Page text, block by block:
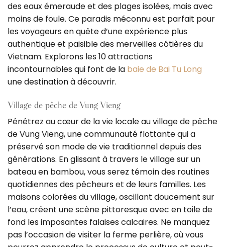
des eaux émeraude et des plages isolées, mais avec
moins de foule. Ce paradis méconnu est parfait pour
les voyageurs en quête d’une expérience plus
authentique et paisible des merveilles côtières du
Vietnam. Explorons les 10 attractions
incontournables qui font de la baie de Bai Tu Long
une destination à découvrir.
Village de pêche de Vung Vieng
Pénétrez au cœur de la vie locale au village de pêche
de Vung Vieng, une communauté flottante qui a
préservé son mode de vie traditionnel depuis des
générations. En glissant à travers le village sur un
bateau en bambou, vous serez témoin des routines
quotidiennes des pêcheurs et de leurs familles. Les
maisons colorées du village, oscillant doucement sur
l’eau, créent une scène pittoresque avec en toile de
fond les imposantes falaises calcaires. Ne manquez
pas l’occasion de visiter la ferme perlière, où vous